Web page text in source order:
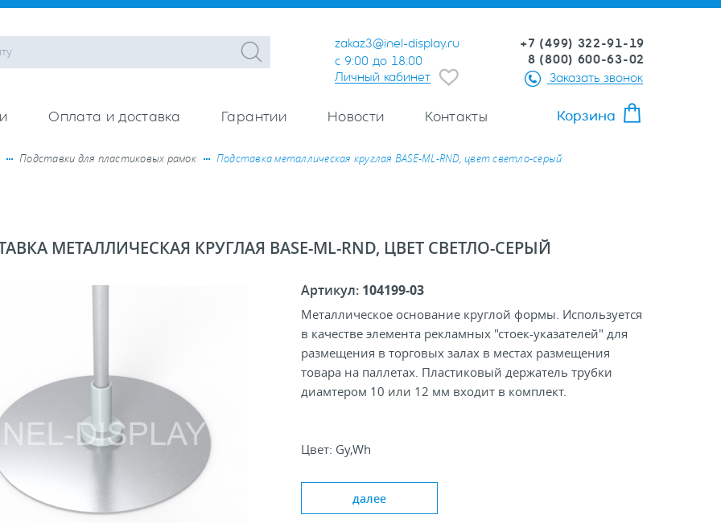
zakaz3@inel-display.ru
с 9:00 до 18:00
Личный кабинет
+7 (499) 322-91-19
8 (800) 600-63-02
Заказать звонок
Оплата и доставка Гарантии Новости Контакты Корзина
Подставки для пластиковых рамок Подставка металлическая круглая BASE-ML-RND, цвет светло-серый
МЕТАЛЛИЧЕСКАЯ КРУГЛАЯ BASE-ML-RND, ЦВЕТ СВЕТЛО-СЕРЫЙ
Артикул: 104199-03
Металлическое основание круглой формы. Используется
в качестве элемента рекламных "стоек-указателей" для
размещения в торговых залах в местах размещения
товара на паллетах. Пластиковый держатель трубки
диамтером 10 или 12 мм входит в комплект.
Цвет: Gy,Wh
Диаметр трубки, мм 10; 12
далее